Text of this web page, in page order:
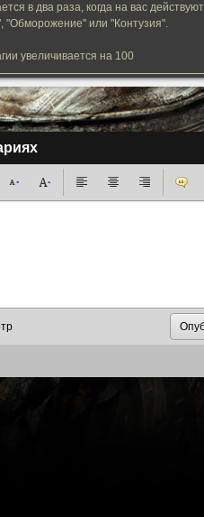
в два раза, когда на вас действуют
"Обморожение" или "Контузия".
увеличивается на 100